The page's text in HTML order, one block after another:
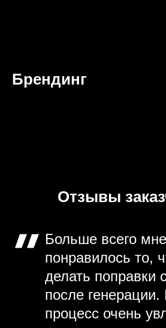
Брендинг
Отзывы
Больше всего мне
понравилось то,
делать поправки
после генерации.
процесс очень